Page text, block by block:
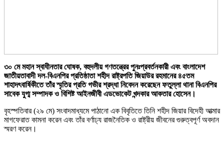
৩০ মে মহান স্বাধীনতার ঘোষক, বহুদলীয় গণতন্ত্রের পুনঃপ্রবর্তনকারী এবং বাংলাদেশ
জাতীয়তাবাদী দল-বিএনপির প্রতিষ্ঠাতা শহীদ রাষ্ট্রপতি জিয়াউর রহমানের ৪৫তম
শাহাদৎবার্ষিকীতে তাঁর স্মৃতির প্রতি গভীর শ্রদ্ধা নিবেদন করেছেন ফতুল্লা থানা বিএনপির
সাবেক যুগ্ম সম্পাদক ও বিশিষ্ট আইনজীবী এডভোকেট খন্দকার আকতার হোসেন।
বৃহস্পতিবার (২৯ মে) সংবাদমাধ্যমে পাঠানো এক বিবৃতিতে তিনি শহীদ জিয়ার বিদেহী আত্মার
মাগফেরাত কামনা করেন এবং তাঁর বর্ণাঢ্য রাজনৈতিক ও রাষ্ট্রীয় জীবনের গুরুত্বপূর্ণ অবদান
স্মরণ করেন।